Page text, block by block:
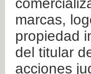
marcas,
propiedad
del titular
acciones